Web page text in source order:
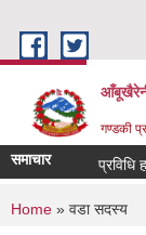
आँबूखैरेनी
गण्डकी
समाचार प्रविधि
You are
Home » वडा सदस्य